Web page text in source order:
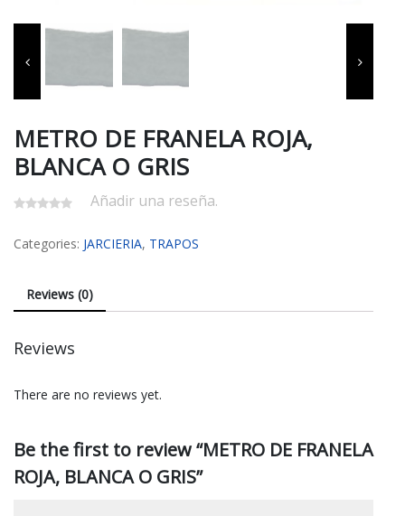
METRO DE FRANELA ROJA,
BLANCA O GRIS
Añadir una reseña.
Categories: JARCIERIA, TRAPOS
Reviews (0)
Reviews
There are no reviews yet.
Be the first to review “METRO DE FRANELA
ROJA, BLANCA O GRIS”